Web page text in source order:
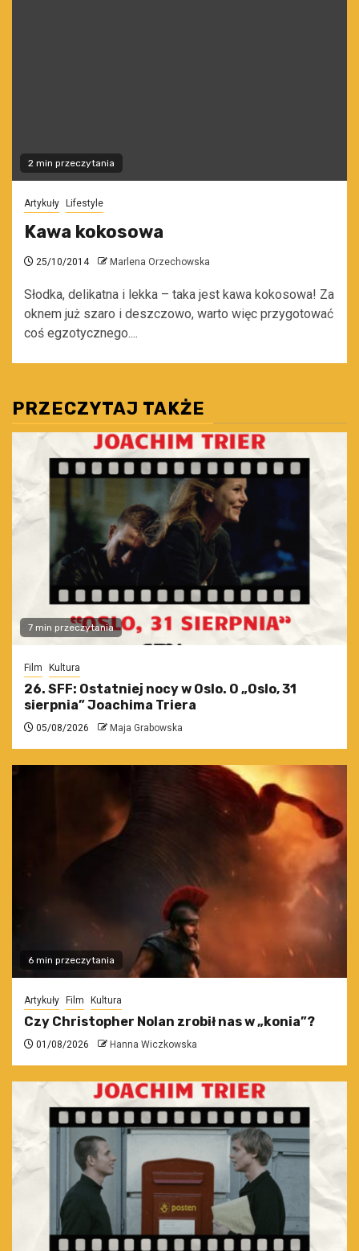
2 min przeczytania
Artykuły Lifestyle
Kawa kokosowa
25/10/2014 Marlena Orzechowska
Słodka, delikatna i lekka – taka jest kawa kokosowa! Za
oknem już szaro i deszczowo, warto więc przygotować
coś egzotycznego....
PRZECZYTAJ TAKŻE
7 min przeczytania
Film Kultura
26. SFF: Ostatniej nocy w Oslo. O „Oslo, 31
sierpnia” Joachima Triera
05/08/2026 Maja Grabowska
6 min przeczytania
Artykuły Film Kultura
Czy Christopher Nolan zrobił nas w „konia”?
01/08/2026 Hanna Wiczkowska